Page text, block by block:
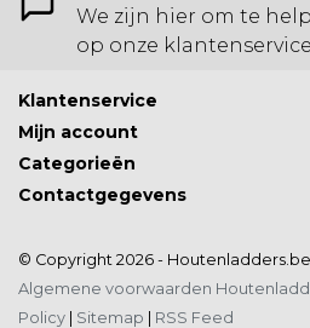
We zijn hier om te
op onze
Klantenservice
Mijn account
Categorieën
Contactgegevens
© Copyright 2026 -
Algemene voorwaarden
Policy
Sitemap RSS Feed